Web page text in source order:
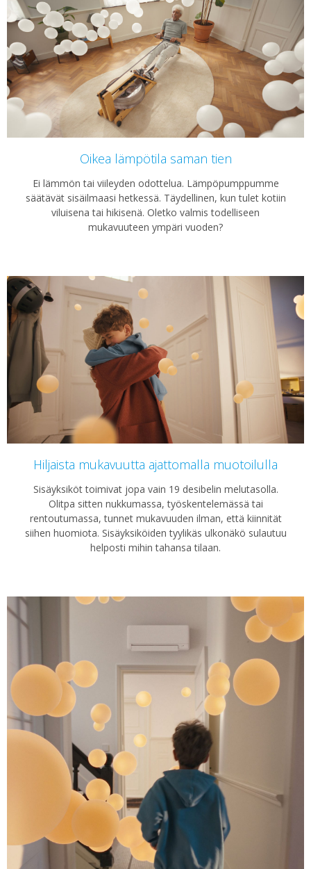
Oikea lämpötila saman tien
Ei lämmön tai viileyden odottelua. Lämpöpumppumme
säätävät sisäilmaasi hetkessä. Täydellinen, kun tulet kotiin
viluisena tai hikisenä. Oletko valmis todelliseen
mukavuuteen ympäri vuoden?
Hiljaista mukavuutta ajattomalla muotoilulla
Sisäyksiköt toimivat jopa vain 19 desibelin melutasolla.
Olitpa sitten nukkumassa, työskentelemässä tai
rentoutumassa, tunnet mukavuuden ilman, että kiinnität
siihen huomiota. Sisäyksiköiden tyylikäs ulkonäkö sulautuu
helposti mihin tahansa tilaan.